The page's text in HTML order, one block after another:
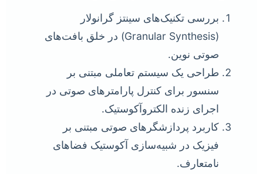
بررسی تکنیک‌های سینتز گرانولار
(Granular Synthesis) در خلق بافت‌های
صوتی نوین.
طراحی یک سیستم تعاملی مبتنی بر
سنسور برای کنترل پارامترهای صوتی در
اجرای زنده الکتروآکوستیک.
کاربرد پردازشگرهای صوتی مبتنی بر
فیزیک در شبیه‌سازی آکوستیک فضاهای
نامتعارف.